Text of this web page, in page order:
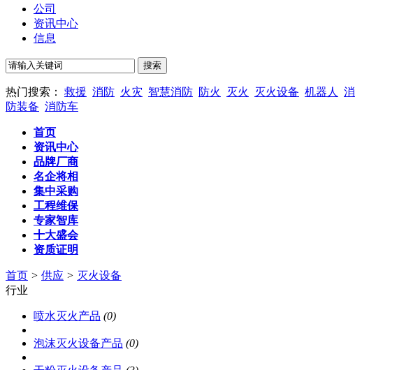
公司
资讯中心
信息
热门搜索： 救援 消防 火灾 智慧消防 防火 灭火 灭火设备 机器人
消
防装备 消防车
首页
资讯中心
品牌厂商
名企将相
集中采购
工程维保
专家智库
十大盛会
资质证明
首页 > 供应 > 灭火设备
行业
喷水灭火产品 (0)
泡沫灭火设备产品 (0)